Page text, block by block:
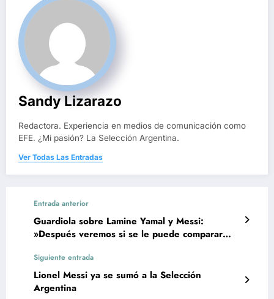
Sandy Lizarazo
Redactora. Experiencia en medios de comunicación como
EFE. ¿Mi pasión? La Selección Argentina.
Ver Todas Las Entradas
Entrada anterior
Guardiola sobre Lamine Yamal y Messi:
»Después veremos si se le puede comparar
Siguiente entrada
Lionel Messi ya se sumó a la Selección
Argentina